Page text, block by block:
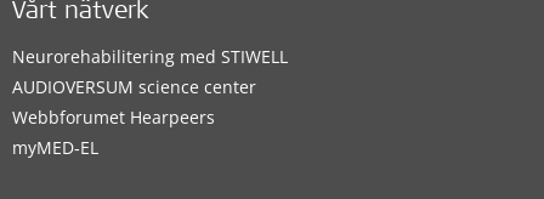
Vårt nätverk
Neurorehabilitering med STIWELL
AUDIOVERSUM science center
Webbforumet Hearpeers
myMED‑EL